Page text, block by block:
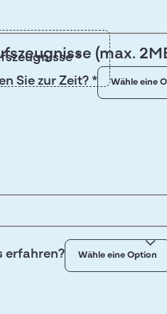
(max.
*
Sie zur Zeit? *
erfahren?